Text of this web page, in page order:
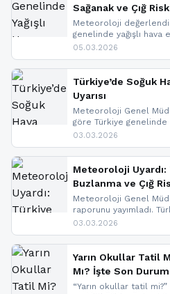
Sağanak ve Çığ
Meteoroloji
genelinde yağışlı
bölgelerinde kar
ise çığ tehlikesi
nedeniyle görüş
yaşanabileceği
05.03.2026
Türkiye’de Soğuk
Uyarısı
Meteoroloji Genel
göre Türkiye genelinde
oluyor. Birçok il için kar
03.03.2026
Meteoroloji
Buzlanma ve Çığ
Meteoroloji Genel
raporunu yayımladı.
ve don beklenirken
yapıldı. İşte son
03.03.2026
Yarın Okullar Tatil
Mı? İşte Son Durum
“Yarın okullar tatil